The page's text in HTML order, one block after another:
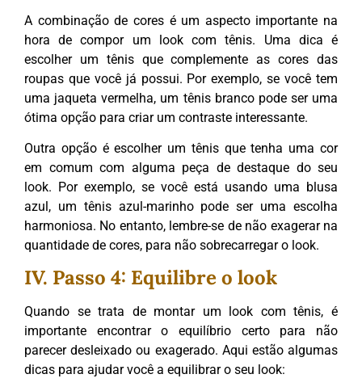
A combinação de cores é um aspecto importante na
hora de compor um look com tênis. Uma dica é
escolher um tênis que complemente as cores das
roupas que você já possui. Por exemplo, se você tem
uma jaqueta vermelha, um tênis branco pode ser uma
ótima opção para criar um contraste interessante.
Outra opção é escolher um tênis que tenha uma cor
em comum com alguma peça de destaque do seu
look. Por exemplo, se você está usando uma blusa
azul, um tênis azul-marinho pode ser uma escolha
harmoniosa. No entanto, lembre-se de não exagerar na
quantidade de cores, para não sobrecarregar o look.
IV. Passo 4: Equilibre o look
Quando se trata de montar um look com tênis, é
importante encontrar o equilíbrio certo para não
parecer desleixado ou exagerado. Aqui estão algumas
dicas para ajudar você a equilibrar o seu look: